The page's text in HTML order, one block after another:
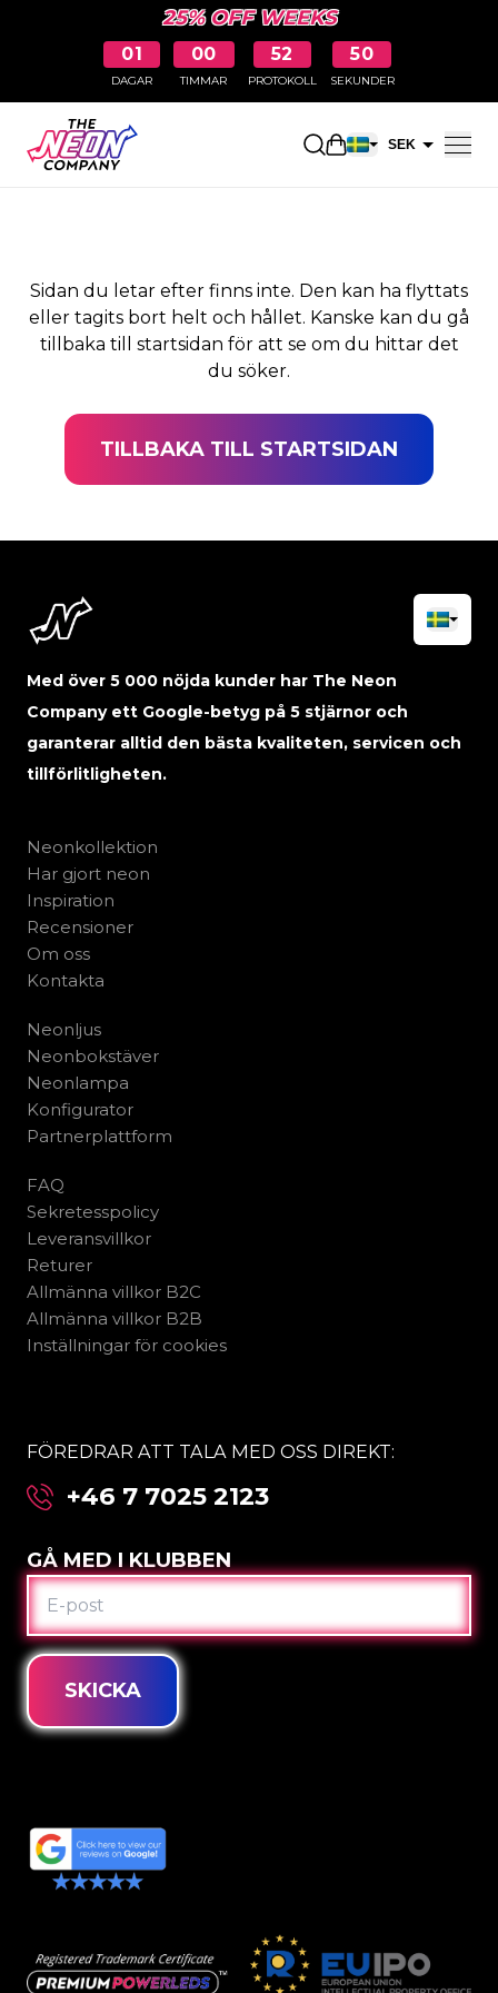
25% OFF WEEKS
01
DAGAR
00
TIMMAR
52
PROTOKOLL
50
SEKUNDER
ÖppnaSEK
SIDAN HITTADES INTE
Sidan du letar efter finns inte. Den kan ha flyttats
eller tagits bort helt och hållet. Kanske kan du gå
tillbaka till startsidan för att se om du hittar det
du söker.
TILLBAKA TILL STARTSIDAN
Med över 5 000 nöjda kunder har The Neon
Company ett Google-betyg på 5 stjärnor och
garanterar alltid den bästa kvaliteten, servicen och
tillförlitligheten.
Neonkollektion
Har gjort neon
Inspiration
Recensioner
Om oss
Kontakta
Neonljus
Neonbokstäver
Neonlampa
Konfigurator
Partnerplattform
FAQ
Sekretesspolicy
Leveransvillkor
Returer
Allmänna villkor B2C
Allmänna villkor B2B
Inställningar för cookies
FÖREDRAR ATT TALA MED OSS DIREKT:
+46 7 7025 2123
GÅ MED I KLUBBEN
E-
POST
SKICKA